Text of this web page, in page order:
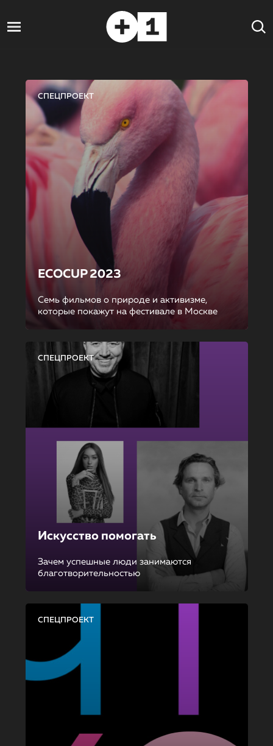
СПЕЦПРОЕКТ
ECOCUP 2023
Семь фильмов о природе и активизме,
которые покажут на фестивале в Москве
СПЕЦПРОЕКТ
Искусство помогать
Зачем успешные люди занимаются
благотворительностью
СПЕЦПРОЕКТ